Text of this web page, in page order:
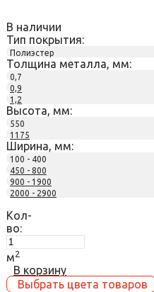
В наличии
Тип покрытия:
Полиэстер
Толщина металла, мм:
0,7
0,9
1,2
Высота, мм:
550
1175
Ширина, мм:
100 - 400
450 - 800
900 - 1900
2000 - 2900
Кол-
во:
м2
В корзину
Выбрать цвета товаров